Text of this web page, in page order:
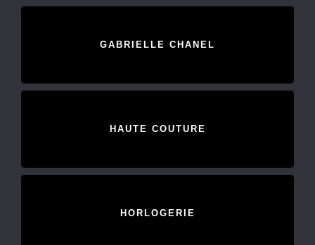
GABRIELLE CHANEL
HAUTE COUTURE
HORLOGERIE